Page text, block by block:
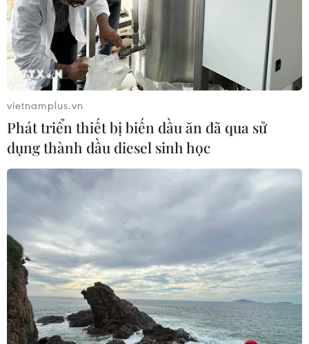
Chuẩn bị chuyến tàu hàng hóa từ Ga Sóng
Thần xuất khẩu sang Trung Quốc
Dự kiến vào tháng Chín tới, tỉnh Bình Dương sẽ tổ chức
chuyến tàu chở hàng hóa từ Ga Sóng Thần (thành phố
Dĩ An, tỉnh Bình Dương) đến Ga Đồng Đăng (tỉnh Lạng
Sơn) để xuất khẩu sang Trung Quốc.
vietnamplus.vn
Phát triển thiết bị biến dầu ăn đã qua sử
dụng thành dầu diesel sinh học